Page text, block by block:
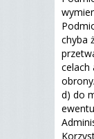
chyba
celach
d) do